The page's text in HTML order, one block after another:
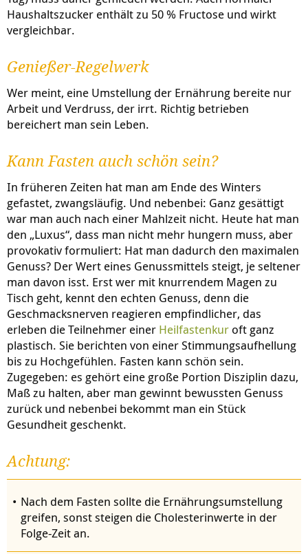
Haushaltszucker enthält zu 50 % Fructose und wirkt
vergleichbar.
Genießer-Regelwerk
Wer meint, eine Umstellung der Ernährung bereite nur
Arbeit und Verdruss, der irrt. Richtig betrieben
bereichert man sein Leben.
Kann Fasten auch schön sein?
In früheren Zeiten hat man am Ende des Winters
gefastet, zwangsläufig. Und nebenbei: Ganz gesättigt
war man auch nach einer Mahlzeit nicht. Heute hat man
den „Luxus“, dass man nicht mehr hungern muss, aber
provokativ formuliert: Hat man dadurch den maximalen
Genuss? Der Wert eines Genussmittels steigt, je seltener
man davon isst. Erst wer mit knurrendem Magen zu
Tisch geht, kennt den echten Genuss, denn die
Geschmacksnerven reagieren empfindlicher, das
erleben die Teilnehmer einer Heilfastenkur oft ganz
plastisch. Sie berichten von einer Stimmungsaufhellung
bis zu Hochgefühlen. Fasten kann schön sein.
Zugegeben: es gehört eine große Portion Disziplin dazu,
Maß zu halten, aber man gewinnt bewussten Genuss
zurück und nebenbei bekommt man ein Stück
Gesundheit geschenkt.
Achtung:
Nach dem Fasten sollte die Ernährungsumstellung
greifen, sonst steigen die Cholesterinwerte in der
Folge-Zeit an.